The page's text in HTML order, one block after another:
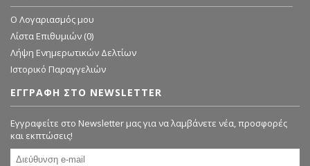
O Λογαριασμός μου
Λίστα Επιθυμιών (0)
Λήψη Ενημερωτικών Δελτίων
Ιστορικό Παραγγελιών
ΕΓΓΡΑΦΗ ΣΤΟ NEWSLETTER
Εγγραφείτε στο Newsletter μας για να λαμβάνετε νέα, προσφορές
και εκπτώσεις!